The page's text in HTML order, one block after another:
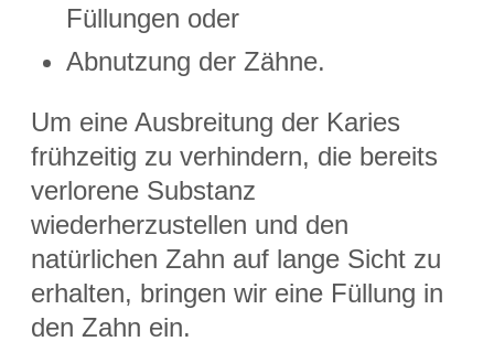
Füllungen oder
Abnutzung der Zähne.
Um eine Ausbreitung der Karies
frühzeitig zu verhindern, die bereits
verlorene Substanz
wiederherzustellen und den
natürlichen Zahn auf lange Sicht zu
erhalten, bringen wir eine Füllung in
den Zahn ein.